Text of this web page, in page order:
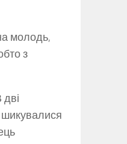
молодь,
з
шикувалися